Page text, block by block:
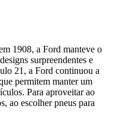
1908, a Ford manteve o
surpreendentes e
21, a Ford continuou a
permitem manter um
Para aproveitar ao
ao escolher pneus para